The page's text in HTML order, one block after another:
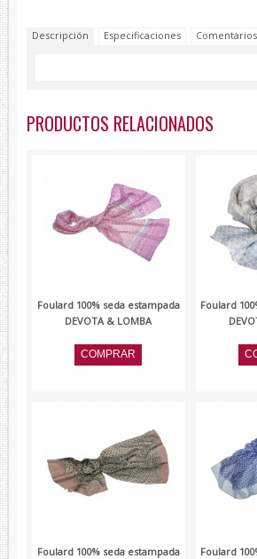
Lambertti
Devota&Lomba
Descripción Especificaciones
PRODUCTOS RELACIONADOS
Foulard 100% seda estampada
DEVOTA & LOMBA
Foulard
Foulard 100% seda estampada
Foulard